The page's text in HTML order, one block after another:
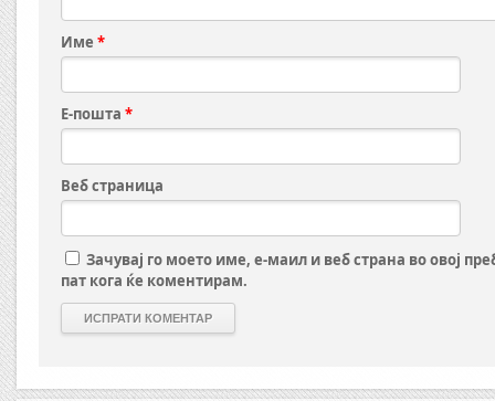
Име *
Е-пошта *
Веб страница
Зачувај го моето име, е-маил и веб страна во овој
пат кога ќе коментирам.